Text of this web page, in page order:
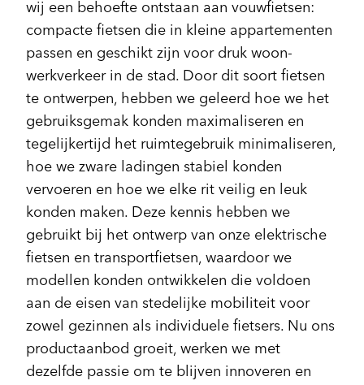
wij een behoefte ontstaan aan vouwfietsen:
compacte fietsen die in kleine appartementen
passen en geschikt zijn voor druk woon-
werkverkeer in de stad. Door dit soort fietsen
te ontwerpen, hebben we geleerd hoe we het
gebruiksgemak konden maximaliseren en
tegelijkertijd het ruimtegebruik minimaliseren,
hoe we zware ladingen stabiel konden
vervoeren en hoe we elke rit veilig en leuk
konden maken. Deze kennis hebben we
gebruikt bij het ontwerp van onze elektrische
fietsen en transportfietsen, waardoor we
modellen konden ontwikkelen die voldoen
aan de eisen van stedelijke mobiliteit voor
zowel gezinnen als individuele fietsers. Nu ons
productaanbod groeit, werken we met
dezelfde passie om te blijven innoveren en